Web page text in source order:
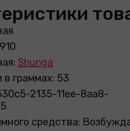
Shunga
в граммах: 53
2135-11ee-8aa8-
средства: